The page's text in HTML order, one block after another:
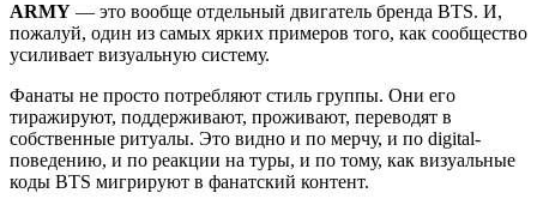
ARMY — это вообще отдельный двигатель бренда BTS. И,
пожалуй, один из самых ярких примеров того, как сообщество
усиливает визуальную систему.
Фанаты не просто потребляют стиль группы. Они его
тиражируют, поддерживают, проживают, переводят в
собственные ритуалы. Это видно и по мерчу, и по digital-
поведению, и по реакции на туры, и по тому, как визуальные
коды BTS мигрируют в фанатский контент.